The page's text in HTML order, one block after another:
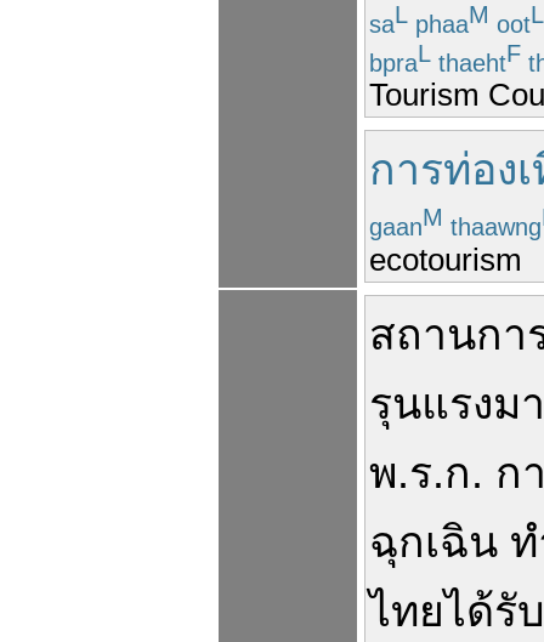
saL phaaM ootL
bpraL thaehtF
Tourism
การท่อง
gaanM thaawng
ecotourism
สถานก
รุนแรงม
พ.ร.ก. ก
ฉุกเฉิน
ไทยได้รับ